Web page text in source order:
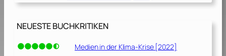
NEUESTE BUCHKRITIKEN
Medien in der Klima-Krise [2022]